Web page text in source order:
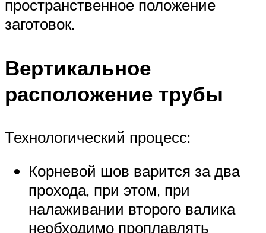
пространственное положение
заготовок.
Вертикальное
расположение трубы
Технологический процесс:
Корневой шов варится за два
прохода, при этом, при
налаживании второго валика
необходимо проплавлять